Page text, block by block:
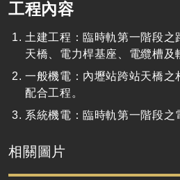
工程內容
土建工程 ：臨時軌第一階段
天橋、電力桿基座、電纜槽及
一般機電 ：內壢站跨站天橋
配合工程。
系統機電：臨時軌第一階段之
相關圖片